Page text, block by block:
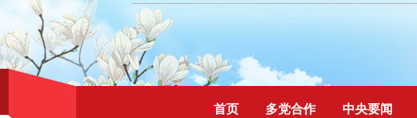
首页 多党合作 中央要闻